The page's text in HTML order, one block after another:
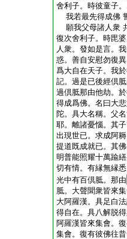
舍利子。時彼童子
我若最先得成佛
願我父母諸人衆
復次舍利子。時毘
人衆。發如是言。
惑。善自安慰勿復
爲大自在天子。我
記。過是已後經倶
過倶胝那由他劫。
得成爲佛。名曰大
陀。具大名稱。父
耶。離諸憂惱。其
出現世已。求成阿
提道既成就已。其
明普能照耀十萬踰
切有情。有縁無縁
光中有百倶胝。那由
胝。大聲聞衆皆來
大阿羅漢。具足白
得自在。具八解脱
阿羅漢皆來集會。
集會。復有彼佛往